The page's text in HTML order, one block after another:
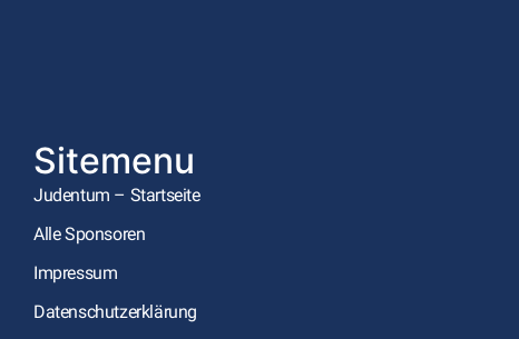
Sitemenu
Judentum – Startseite
Alle Sponsoren
Impressum
Datenschutzerklärung